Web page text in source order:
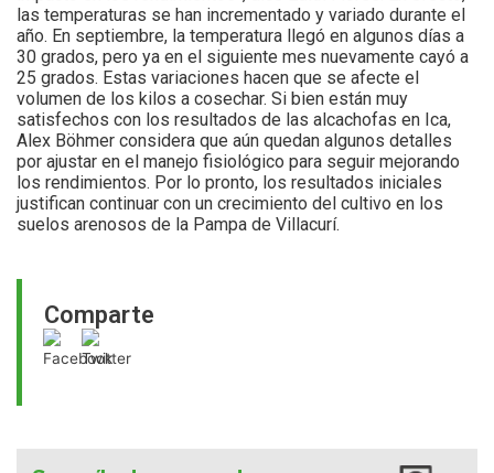
Comparte
las temperaturas se han incrementado y variado durante el
año. En septiembre, la temperatura llegó en algunos días a
30 grados, pero ya en el siguiente mes nuevamente cayó a
25 grados. Estas variaciones hacen que se afecte el
volumen de los kilos a cosechar. Si bien están muy
satisfechos con los resultados de las alcachofas en Ica,
Alex Böhmer considera que aún quedan algunos detalles
por ajustar en el manejo fisiológico para seguir mejorando
los rendimientos. Por lo pronto, los resultados iniciales
justifican continuar con un crecimiento del cultivo en los
suelos arenosos de la Pampa de Villacurí.